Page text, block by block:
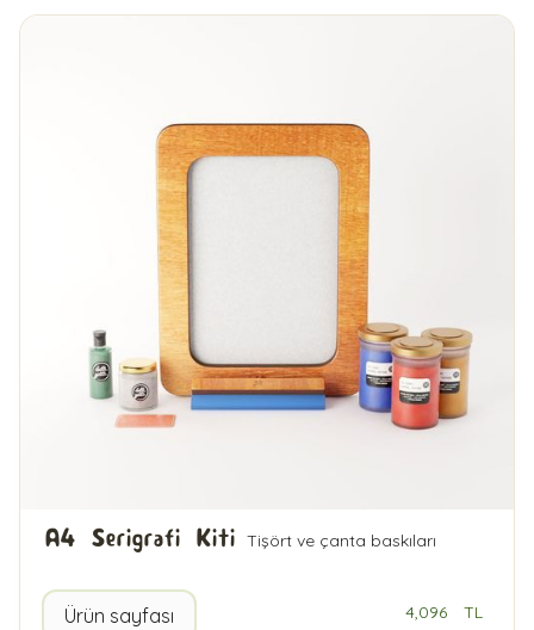
A4 Serigrafi Kiti Tişört ve çanta baskıları
Ürün sayfası 4,096 TL